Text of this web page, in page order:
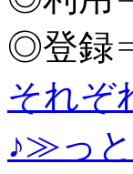
◎登録
それぞ
♪≫っ